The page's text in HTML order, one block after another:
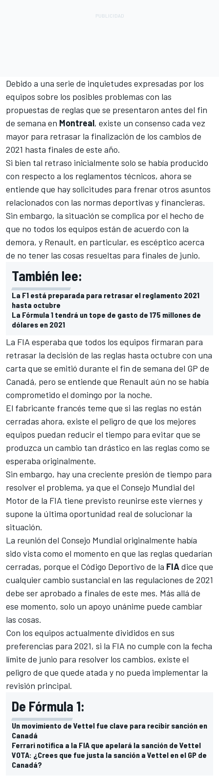
Debido a una serie de inquietudes expresadas por los
equipos sobre los posibles problemas con las
propuestas de reglas que se presentaron antes del fin
de semana en Montreal, existe un consenso cada vez
mayor para retrasar la finalización de los cambios de
2021 hasta finales de este año.
Si bien tal retraso inicialmente solo se había producido
con respecto a los reglamentos técnicos, ahora se
entiende que hay solicitudes para frenar otros asuntos
relacionados con las normas deportivas y financieras.
Sin embargo, la situación se complica por el hecho de
que no todos los equipos están de acuerdo con la
demora, y Renault, en particular, es escéptico acerca
de no tener las cosas resueltas para finales de junio.
También lee:
La F1 está preparada para retrasar el reglamento 2021
hasta octubre
La Fórmula 1 tendrá un tope de gasto de 175 millones de
dólares en 2021
La FIA esperaba que todos los equipos firmaran para
retrasar la decisión de las reglas hasta octubre con una
carta que se emitió durante el fin de semana del GP de
Canadá, pero se entiende que Renault aún no se había
comprometido el domingo por la noche.
El fabricante francés teme que si las reglas no están
cerradas ahora, existe el peligro de que los mejores
equipos puedan reducir el tiempo para evitar que se
produzca un cambio tan drástico en las reglas como se
esperaba originalmente.
Sin embargo, hay una creciente presión de tiempo para
resolver el problema, ya que el Consejo Mundial del
Motor de la FIA tiene previsto reunirse este viernes y
supone la última oportunidad real de solucionar la
situación.
La reunión del Consejo Mundial originalmente había
sido vista como el momento en que las reglas quedarían
cerradas, porque el Código Deportivo de la FIAdice que
cualquier cambio sustancial en las regulaciones de 2021
debe ser aprobado a finales de este mes. Más allá de
ese momento, solo un apoyo unánime puede cambiar
las cosas.
Con los equipos actualmente divididos en sus
preferencias para 2021, si la FIA no cumple con la fecha
límite de junio para resolver los cambios, existe el
peligro de que quede atada y no pueda implementar la
revisión principal.
De Fórmula 1:
Un movimiento de Vettel fue clave para recibir sanción en
Canadá
Ferrari notifica a la FIA que apelará la sanción de Vettel
VOTA: ¿Crees que fue justa la sanción a Vettel en el GP de
Canadá?